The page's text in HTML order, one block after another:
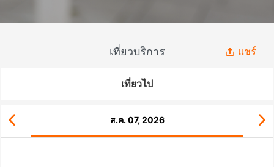
เที่ยวบริการ แชร์
เที่ยวไป
ส.ค. 07, 2026